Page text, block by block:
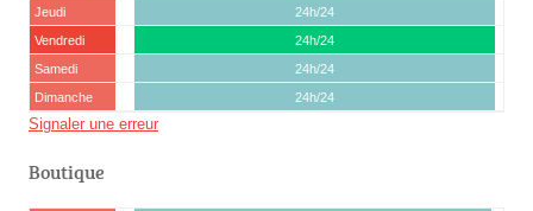
Jeudi
24h/24
Vendredi
24h/24
Samedi
24h/24
Dimanche
24h/24
Signaler une erreur
Boutique